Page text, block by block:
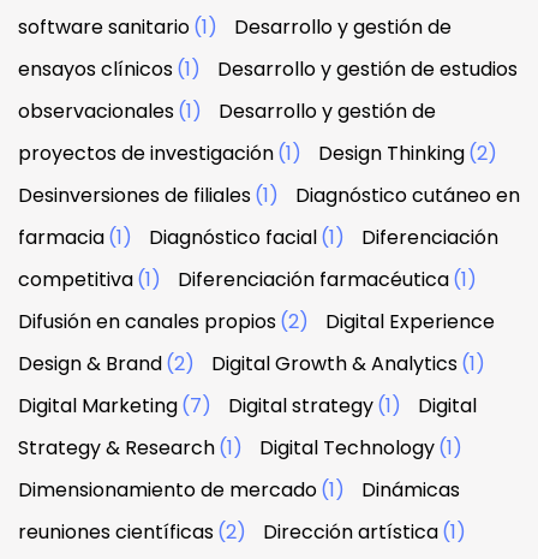
software sanitario(1)
Desarrollo y gestión de
ensayos clínicos(1)
Desarrollo y gestión de estudios
observacionales(1)
Desarrollo y gestión de
proyectos de investigación(1) Design Thinking(2)
Desinversiones de filiales(1)
Diagnóstico cutáneo en
farmacia(1) Diagnóstico facial(1)
Diferenciación
competitiva(1) Diferenciación farmacéutica(1)
Difusión en canales propios(2)
Digital Experience
Design & Brand(2) Digital Growth & Analytics(1)
Digital Marketing(7) Digital strategy(1)
Digital
Strategy & Research(1) Digital Technology(1)
Dimensionamiento de mercado(1)
Dinámicas
reuniones científicas(2) Dirección artística(1)